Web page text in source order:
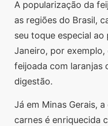
A popularização da
as regiões do Brasil,
seu toque especial
Janeiro, por exemplo,
feijoada com laranjas
digestão.
Já em Minas Gerais,
carnes é enriquecida